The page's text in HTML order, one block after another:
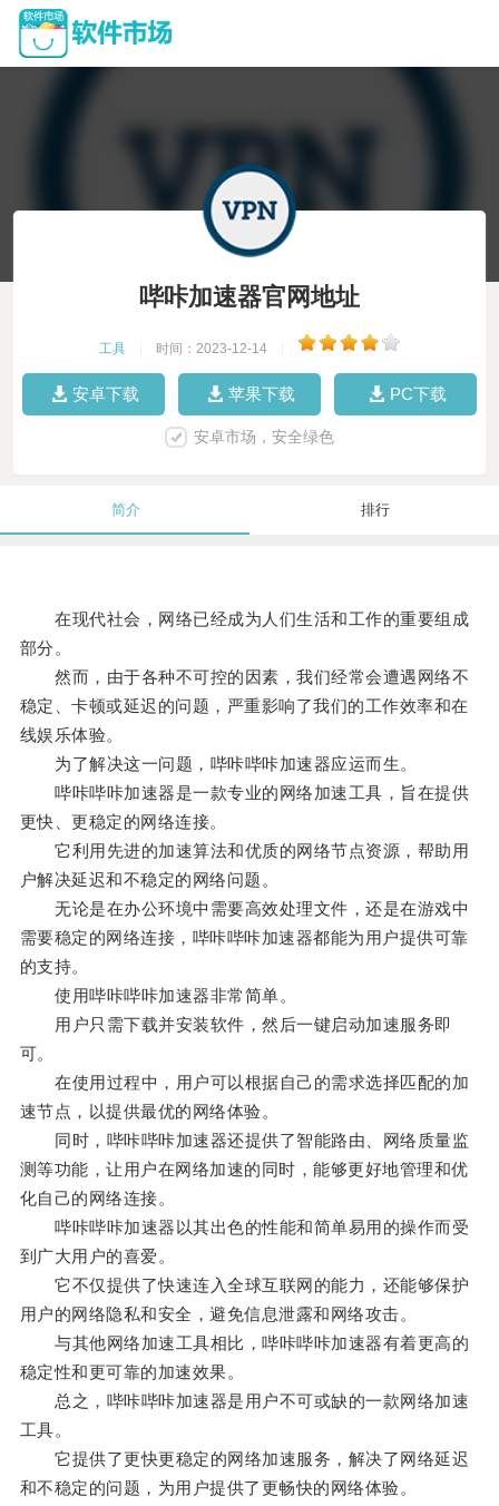
哔咔加速器官网地址
工具 时间：2023-12-14
安卓下载 苹果下载 PC下载
安卓市场，安全绿色
简介 排行
在现代社会，网络已经成为人们生活和工作的重要组成
部分。
然而，由于各种不可控的因素，我们经常会遭遇网络不
稳定、卡顿或延迟的问题，严重影响了我们的工作效率和在
线娱乐体验。
为了解决这一问题，哔咔哔咔加速器应运而生。
哔咔哔咔加速器是一款专业的网络加速工具，旨在提供
更快、更稳定的网络连接。
它利用先进的加速算法和优质的网络节点资源，帮助用
户解决延迟和不稳定的网络问题。
无论是在办公环境中需要高效处理文件，还是在游戏中
需要稳定的网络连接，哔咔哔咔加速器都能为用户提供可靠
的支持。
使用哔咔哔咔加速器非常简单。
用户只需下载并安装软件，然后一键启动加速服务即
可。
在使用过程中，用户可以根据自己的需求选择匹配的加
速节点，以提供最优的网络体验。
同时，哔咔哔咔加速器还提供了智能路由、网络质量监
测等功能，让用户在网络加速的同时，能够更好地管理和优
化自己的网络连接。
哔咔哔咔加速器以其出色的性能和简单易用的操作而受
到广大用户的喜爱。
它不仅提供了快速连入全球互联网的能力，还能够保护
用户的网络隐私和安全，避免信息泄露和网络攻击。
与其他网络加速工具相比，哔咔哔咔加速器有着更高的
稳定性和更可靠的加速效果。
总之，哔咔哔咔加速器是用户不可或缺的一款网络加速
工具。
它提供了更快更稳定的网络加速服务，解决了网络延迟
和不稳定的问题，为用户提供了更畅快的网络体验。